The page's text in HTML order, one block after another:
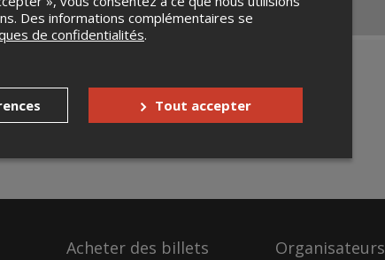
Acheter des billets Organisateurs
Des informations complémentaires se
de confidentialités.
Tout accepter